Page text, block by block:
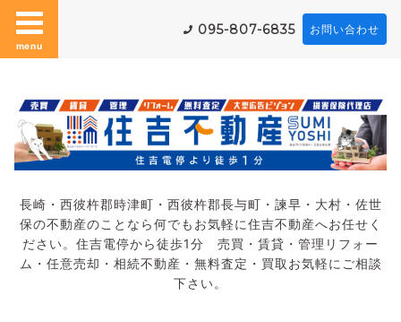
menu
095-807-6835 お問い合わせ
長崎・西彼杵郡時津町・西彼杵郡長与町・諫早・大村・佐世
保の不動産のことなら何でもお気軽に住吉不動産へお任せく
ださい。住吉電停から徒歩1分 売買・賃貸・管理リフォー
ム・任意売却・相続不動産・無料査定・買取お気軽にご相談
下さい。